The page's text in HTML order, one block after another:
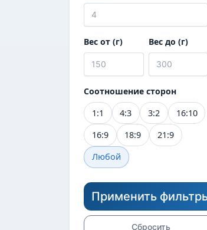
Вес от (г) Вес до (г)
Соотношение сторон
1:1
4:3 3:2
16:10
16:9
18:9
21:9
Любой
Применить
Сбросить